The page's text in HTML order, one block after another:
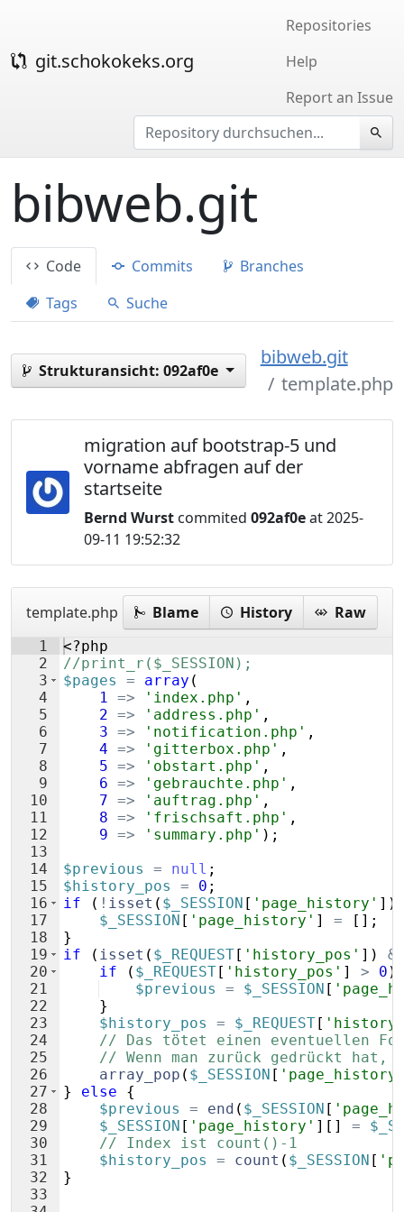
git.schokokeks.org
Repositories
Help
Report an Issue
bibweb.git
Code Commits
Branches
Tags
Suche
Strukturansicht: 092af0e
bibweb.git
template.php
migration auf bootstrap-5 und
vorname abfragen auf der
startseite
Bernd Wurst commited 092af0eat 2025-
09-11 19:52:32
template.php Blame History Raw
1
2
3
4
5
6
7
8
9
10
11
12
13
14
15
16
17
18
19
20
21
22
23
24
25
26
27
28
29
30
31
32
33
<?php
//print_r($_SESSION);
$pages
= array (
1 => 'index.php' ,
2 => 'address.php' ,
3 => 'notification.php' ,
4 => 'gitterbox.php' ,
5 => 'obstart.php' ,
6 => 'gebrauchte.php' ,
7 => 'auftrag.php' ,
8 => 'frischsaft.php' ,
9 => 'summary.php' ) ;
$previous
= null ;
$history_pos
= 0 ;
if
( ! isset ( $_SESSION [ 'page_history'
$_SESSION [ 'page_history' ] = [ ] ;
}
if
( isset ( $_REQUEST[ 'history_pos' ])
if
( $_REQUEST[ 'history_pos' ] > 0 )
$previous
= $_SESSION [
}
$history_pos
= $_REQUEST[
// Das tötet einen eventuellen
// Wenn man zurück gedrückt
array_pop ( $_SESSION [
}
else
{
$previous
= end ( $_SESSION [
$_SESSION [ 'page_history' ] [ ] =
// Index ist count()-1
$history_pos
= count ( $_SESSION [
}